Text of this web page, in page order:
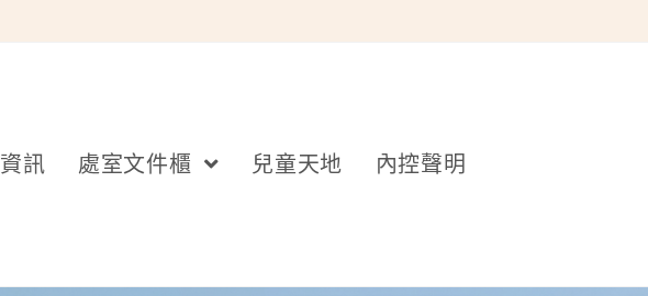
訊 處室文件櫃 兒童天地 內控聲明